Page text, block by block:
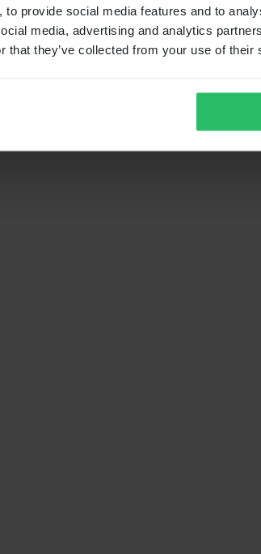
provide social media features and to
media, advertising and analytics
that they’ve collected from your use of their